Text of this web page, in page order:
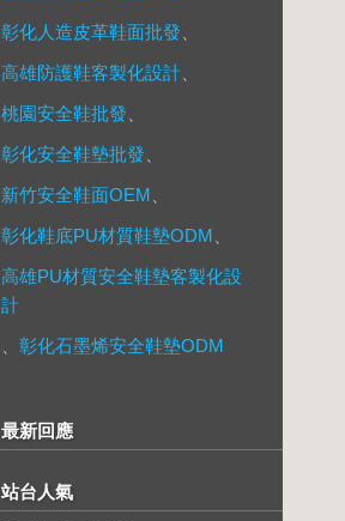
彰化人造皮革鞋面批發
高雄防護鞋客製化設計
桃園安全鞋批發
彰化安全鞋墊批發
新竹安全鞋面OEM
彰化鞋底PU材質鞋墊ODM
高雄PU材質安全鞋墊客製化設
計
彰化石墨烯安全鞋墊ODM
最新回應
站台人氣